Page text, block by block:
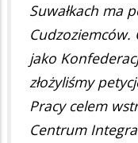
Suwałkach ma
Cudzoziemców.
jako
złożyliśmy
Pracy celem
Centrum